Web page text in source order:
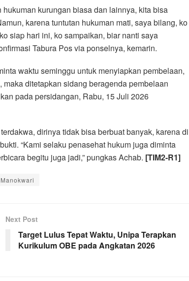
kurungan biasa dan lainnya, kita bisa
karena tuntutan hukuman mati, saya bilang, ko
siap hari ini, ko sampaikan, biar nanti saya
Tabura Pos via ponselnya, kemarin.
waktu seminggu untuk menyiapkan pembelaan,
ditetapkan sidang beragenda pembelaan
pada persidangan, Rabu, 15 Juli 2026
dirinya tidak bisa berbuat banyak, karena di
“Kami selaku penasehat hukum juga diminta
begitu juga jadi,” pungkas Achab. [TIM2-R1]
Manokwari
Next Post
Target Lulus Tepat Waktu, Unipa Terapkan
Kurikulum OBE pada Angkatan 2026